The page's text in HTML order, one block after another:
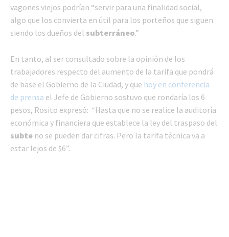
vagones viejos podrían “servir para una finalidad social,
algo que los convierta en útil para los porteños que siguen
siendo los dueños del subterráneo.”
En tanto, al ser consultado sobre la opinión de los
trabajadores respecto del aumento de la tarifa que pondrá
de base el Gobierno de la Ciudad, y que hoy en conferencia
de prensa el Jefe de Gobierno sostuvo que rondaría los 6
pesos, Rosito expresó: “Hasta que no se realice la auditoría
económica y financiera que establece la ley del traspaso del
subte no se pueden dar cifras. Pero la tarifa técnica va a
estar lejos de $6”.